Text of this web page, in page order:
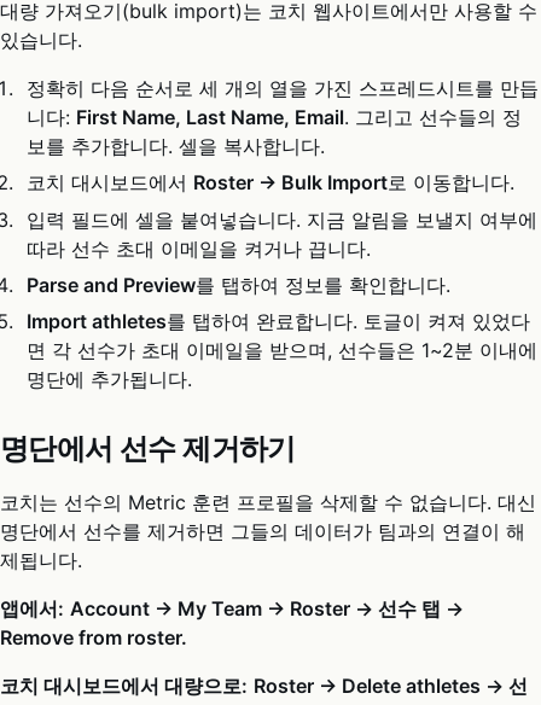
대량 가져오기(bulk import)는 코치 웹사이트에서만 사용할 수
있습니다.
정확히 다음 순서로 세 개의 열을 가진 스프레드시트를 만듭
니다: First Name, Last Name, Email. 그리고 선수들의 정
보를 추가합니다. 셀을 복사합니다.
코치 대시보드에서 Roster → Bulk Import로 이동합니다.
입력 필드에 셀을 붙여넣습니다. 지금 알림을 보낼지 여부에
따라 선수 초대 이메일을 켜거나 끕니다.
Parse and Preview를 탭하여 정보를 확인합니다.
Import athletes를 탭하여 완료합니다. 토글이 켜져 있었다
면 각 선수가 초대 이메일을 받으며, 선수들은 1~2분 이내에
명단에 추가됩니다.
명단에서 선수 제거하기
코치는 선수의 Metric 훈련 프로필을 삭제할 수 없습니다. 대신
명단에서 선수를 제거하면 그들의 데이터가 팀과의 연결이 해
제됩니다.
앱에서: Account → My Team → Roster → 선수 탭 →
Remove from roster.
코치 대시보드에서 대량으로: Roster → Delete athletes → 선